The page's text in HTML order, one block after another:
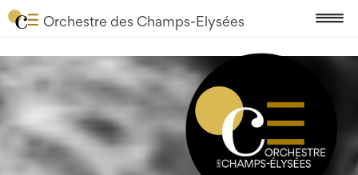
Orchestre des Champs-Elysées